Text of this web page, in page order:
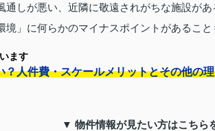
通しが悪い、近隣に敬遠されがちな施設が
境」に何らかのマイナスポイントがあること
ます
？人件費・スケールメリットとその他の
▼ 物件情報が見たい方はこちら